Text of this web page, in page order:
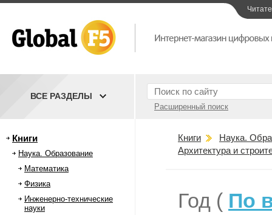
Расширенный поиск
ВСЕ РАЗДЕЛЫ
Книги
Наука. Образование
Математика
Физика
Инженерно-технические
науки
Книги
Наука.
Архитектура и
Год ( По